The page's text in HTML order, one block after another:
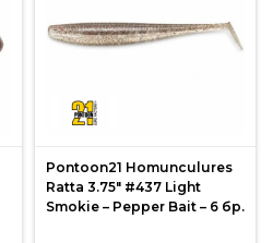
Pontoon21 Homunculures
Ratta 3.75″ #437 Light
Smokie – Pepper Bait – 6 бр.